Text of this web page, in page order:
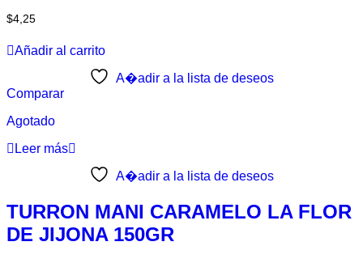
$4,25
Añadir al carrito
A�adir a la lista de deseos
Comparar
Agotado
Leer más
A�adir a la lista de deseos
TURRON MANI CARAMELO LA FLOR
DE JIJONA 150GR